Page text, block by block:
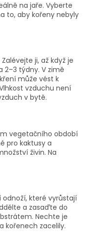
na jaře. Vyberte
to, aby kořeny nebyly
ji, až když je
2–3 týdny. V zimě
může vést k
vzduchu není
v bytě.
vegetačního období
pro kaktusy a
živin. Na
které vyrůstají
a zasaďte do
Nechte je
kořenech zacelily.